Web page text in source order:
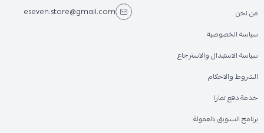
من نحن
سياسة الخصوصية
سياسة الاستبدال والاسترجاع
الشروط والاحكام
خدمة دفع تمارا
برنامج التسويق بالعمولة
eseven.store@gmail.com